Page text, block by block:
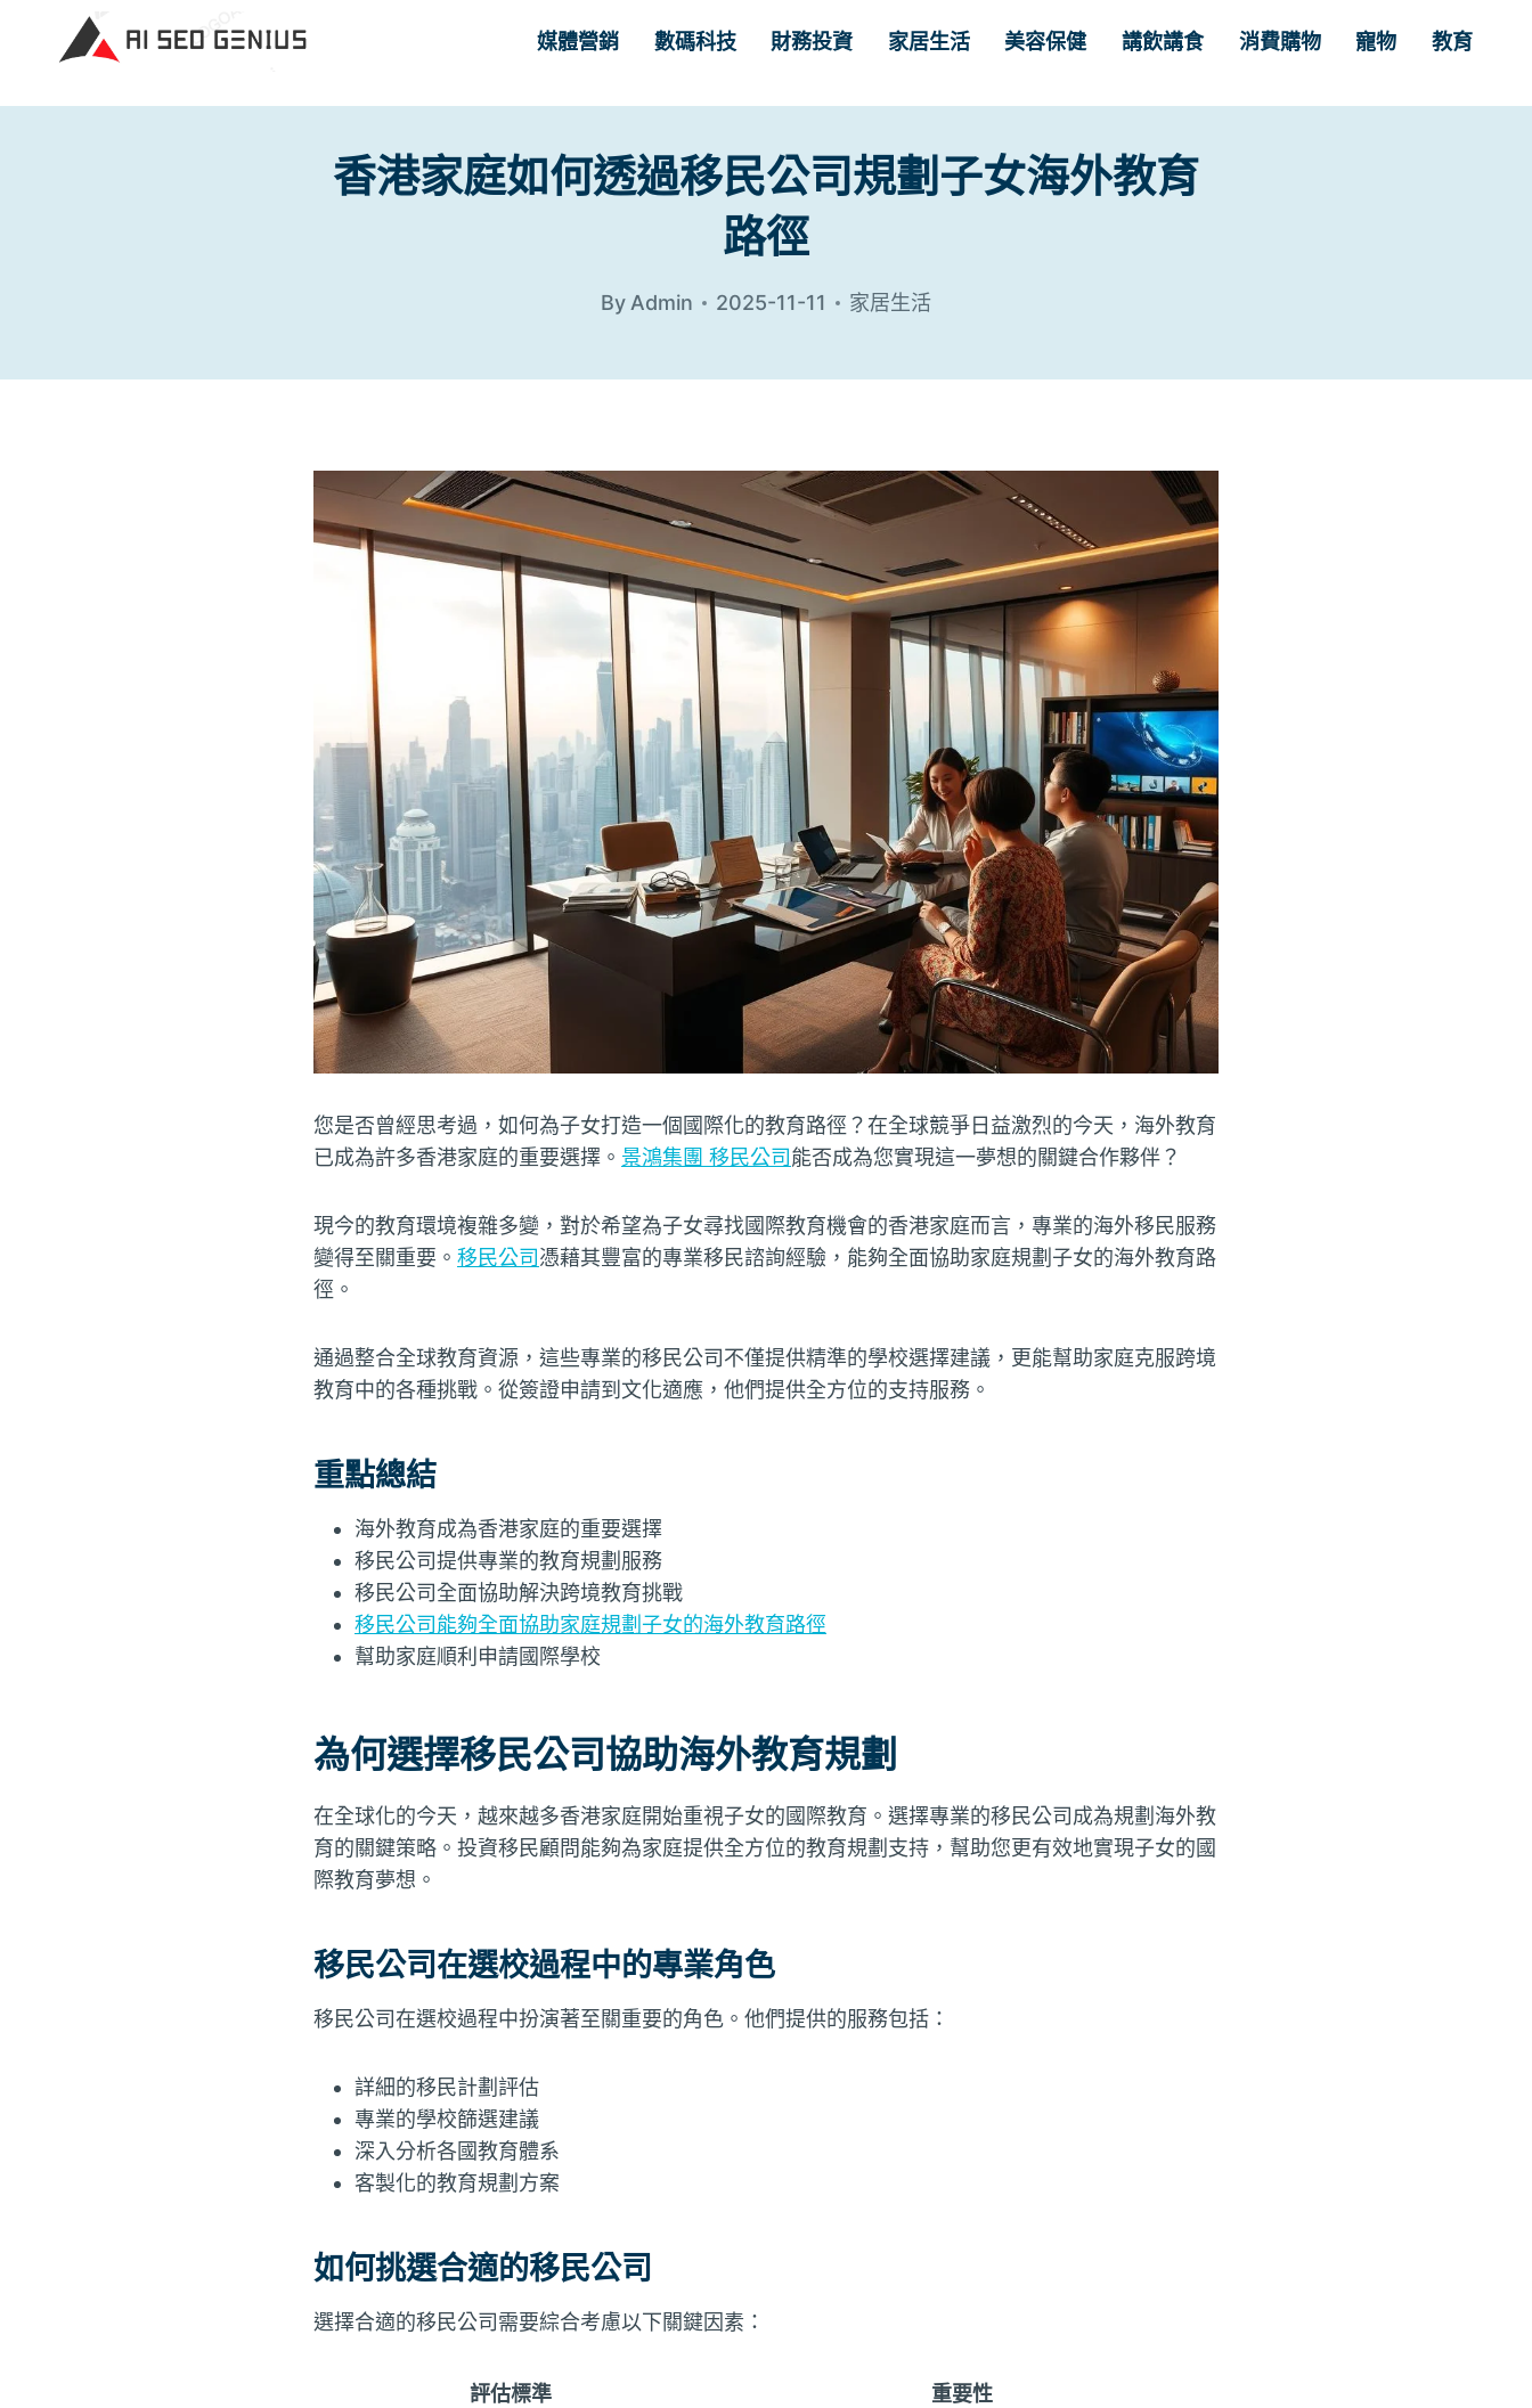
媒體營銷 數碼科技 財務投資 家居生活 美容保健 講飲講食 消費購物 寵物 教育
香港家庭如何透過移民公司規劃子女海外教育
路徑
By Admin 2025-11-11 家居生活
您是否曾經思考過，如何為子女打造一個國際化的教育路徑？在全球競爭日益激烈的今天，海外教育
已成為許多香港家庭的重要選擇。 景鴻集團 移民公司能否成為您實現這一夢想的關鍵合作夥伴？
現今的教育環境複雜多變，對於希望為子女尋找國際教育機會的香港家庭而言，專業的海外移民服務
變得至關重要。 移民公司憑藉其豐富的專業移民諮詢經驗，能夠全面協助家庭規劃子女的海外教育路
徑。
通過整合全球教育資源，這些專業的移民公司不僅提供精準的學校選擇建議，更能幫助家庭克服跨境
教育中的各種挑戰。從簽證申請到文化適應，他們提供全方位的支持服務。
重點總結
海外教育成為香港家庭的重要選擇
移民公司提供專業的教育規劃服務
移民公司全面協助解決跨境教育挑戰
移民公司能夠全面協助家庭規劃子女的海外教育路徑
幫助家庭順利申請國際學校
為何選擇移民公司協助海外教育規劃
在全球化的今天，越來越多香港家庭開始重視子女的國際教育。選擇專業的移民公司成為規劃海外教
育的關鍵策略。投資移民顧問能夠為家庭提供全方位的教育規劃支持，幫助您更有效地實現子女的國
際教育夢想。
移民公司在選校過程中的專業角色
移民公司在選校過程中扮演著至關重要的角色。他們提供的服務包括：
詳細的移民計劃評估
專業的學校篩選建議
深入分析各國教育體系
客製化的教育規劃方案
如何挑選合適的移民公司
選擇合適的移民公司需要綜合考慮以下關鍵因素：
評估標準
重要性